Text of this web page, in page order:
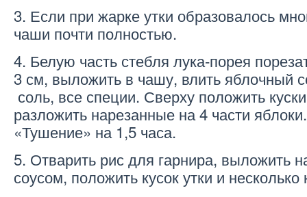
3. Если при жарке утки образовалось
чаши почти полностью.
4. Белую часть стебля лука-порея
3 см, выложить в чашу, влить яблочный
соль, все специи. Сверху положить
разложить нарезанные на 4 части
«Тушение» на 1,5 часа.
5. Отварить рис для гарнира, выложить
соусом, положить кусок утки и несколько